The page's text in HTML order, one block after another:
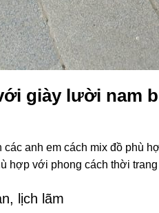
giày lười nam
các anh em cách mix đồ phù
hợp với phong cách thời
lịch lãm